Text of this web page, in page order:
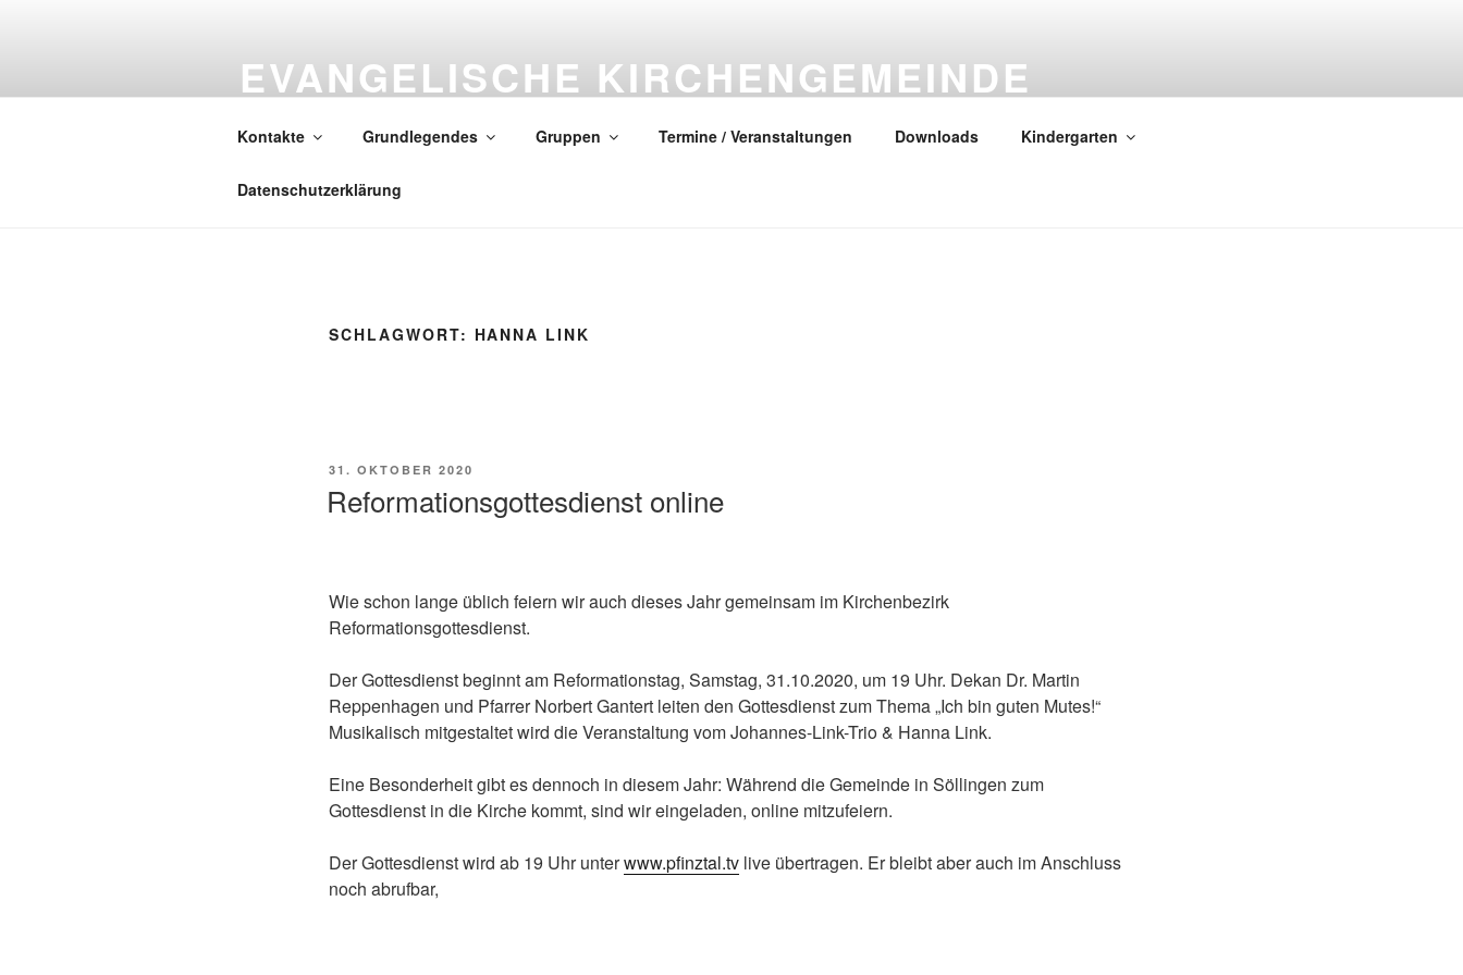
EVANGELISCHE KIRCHENGEMEINDE
ITTERSBACH
Kontakte Grundlegendes Gruppen Termine / Veranstaltungen Downloads Kindergarten
Datenschutzerklärung
SCHLAGWORT: HANNA LINK
VERÖFFENTLICHT
31. OKTOBER 2020
Reformationsgottesdienst online
Wie schon lange üblich feiern wir auch dieses Jahr gemeinsam im Kirchenbezirk
Reformationsgottesdienst.
Der Gottesdienst beginnt am Reformationstag, Samstag, 31.10.2020, um 19 Uhr. Dekan Dr. Martin
Reppenhagen und Pfarrer Norbert Gantert leiten den Gottesdienst zum Thema „Ich bin guten Mutes!“
Musikalisch mitgestaltet wird die Veranstaltung vom Johannes-Link-Trio & Hanna Link.
Eine Besonderheit gibt es dennoch in diesem Jahr: Während die Gemeinde in Söllingen zum
Gottesdienst in die Kirche kommt, sind wir eingeladen, online mitzufeiern.
Der Gottesdienst wird ab 19 Uhr unterwww.pfinztal.tv live übertragen. Er bleibt aber auch im Anschluss
noch abrufbar,